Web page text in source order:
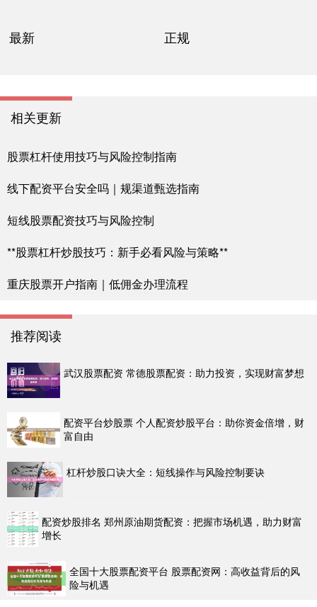
最新 正规
相关更新
股票杠杆使用技巧与风险控制指南
线下配资平台安全吗｜规渠道甄选指南
短线股票配资技巧与风险控制
**股票杠杆炒股技巧：新手必看风险与策略**
重庆股票开户指南｜低佣金办理流程
推荐阅读
武汉股票配资 常德股票配资：助力投资，实现财富梦想
配资平台炒股票 个人配资炒股平台：助你资金倍增，财
富自由
杠杆炒股口诀大全：短线操作与风险控制要诀
配资炒股排名 郑州原油期货配资：把握市场机遇，助力财富
增长
全国十大股票配资平台 股票配资网：高收益背后的风
险与机遇